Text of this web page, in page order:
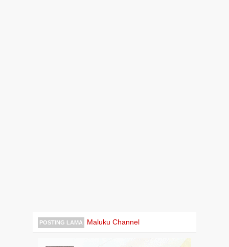
POSTING LAMA Maluku Channel